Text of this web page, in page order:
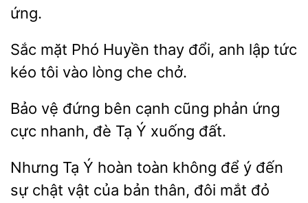
ứng.
Sắc Phó Huyền đổi, anh
tức
kéo tôi vào lòng che chở.
đứng bên cạnh cũng phản
cực nhanh, đè Tạ Ý xuống đất.
Nhưng Tạ Ý hoàn toàn không
ý đến
chật vật
bản thân, đôi mắt đỏ